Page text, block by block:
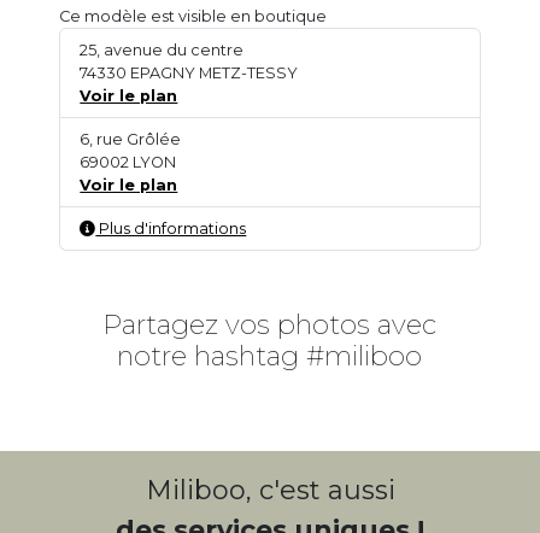
Ce modèle est visible en boutique
25, avenue du centre
74330 EPAGNY METZ-TESSY
Voir le plan
6, rue Grôlée
69002 LYON
Voir le plan
Plus d'informations
Partagez vos photos avec
notre hashtag #miliboo
Miliboo, c'est aussi